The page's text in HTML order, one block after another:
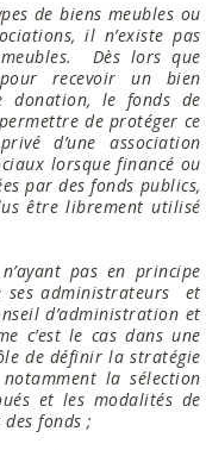
de biens meubles ou
il n’existe pas
Dès lors que
recevoir un bien
donation, le fonds de
de protéger ce
d’une association
lorsque financé ou
par des fonds publics,
être librement utilisé
pas en principe
ses administrateurs et
d’administration et
c’est le cas dans une
de définir la stratégie
la sélection
et les modalités de
fonds ;